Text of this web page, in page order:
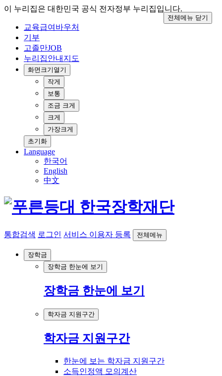
이 누리집은 대한민국 공식 전자정부 누리집입니다.
교육급여바우처
기부
고졸만JOB
누리집안내지도
화면크기 열기
작게
보통
조금 크게
크게
가장크게
초기화
Language
한국어
English
中文
통합검색 로그인 서비스 이용자 등록 전체메뉴
장학금
장학금 한눈에 보기
장학금 한눈에 보기
학자금 지원구간
학자금 지원구간
한눈에 보는 학자금 지원구간
소득인정액 모의계산
전체메뉴 닫기